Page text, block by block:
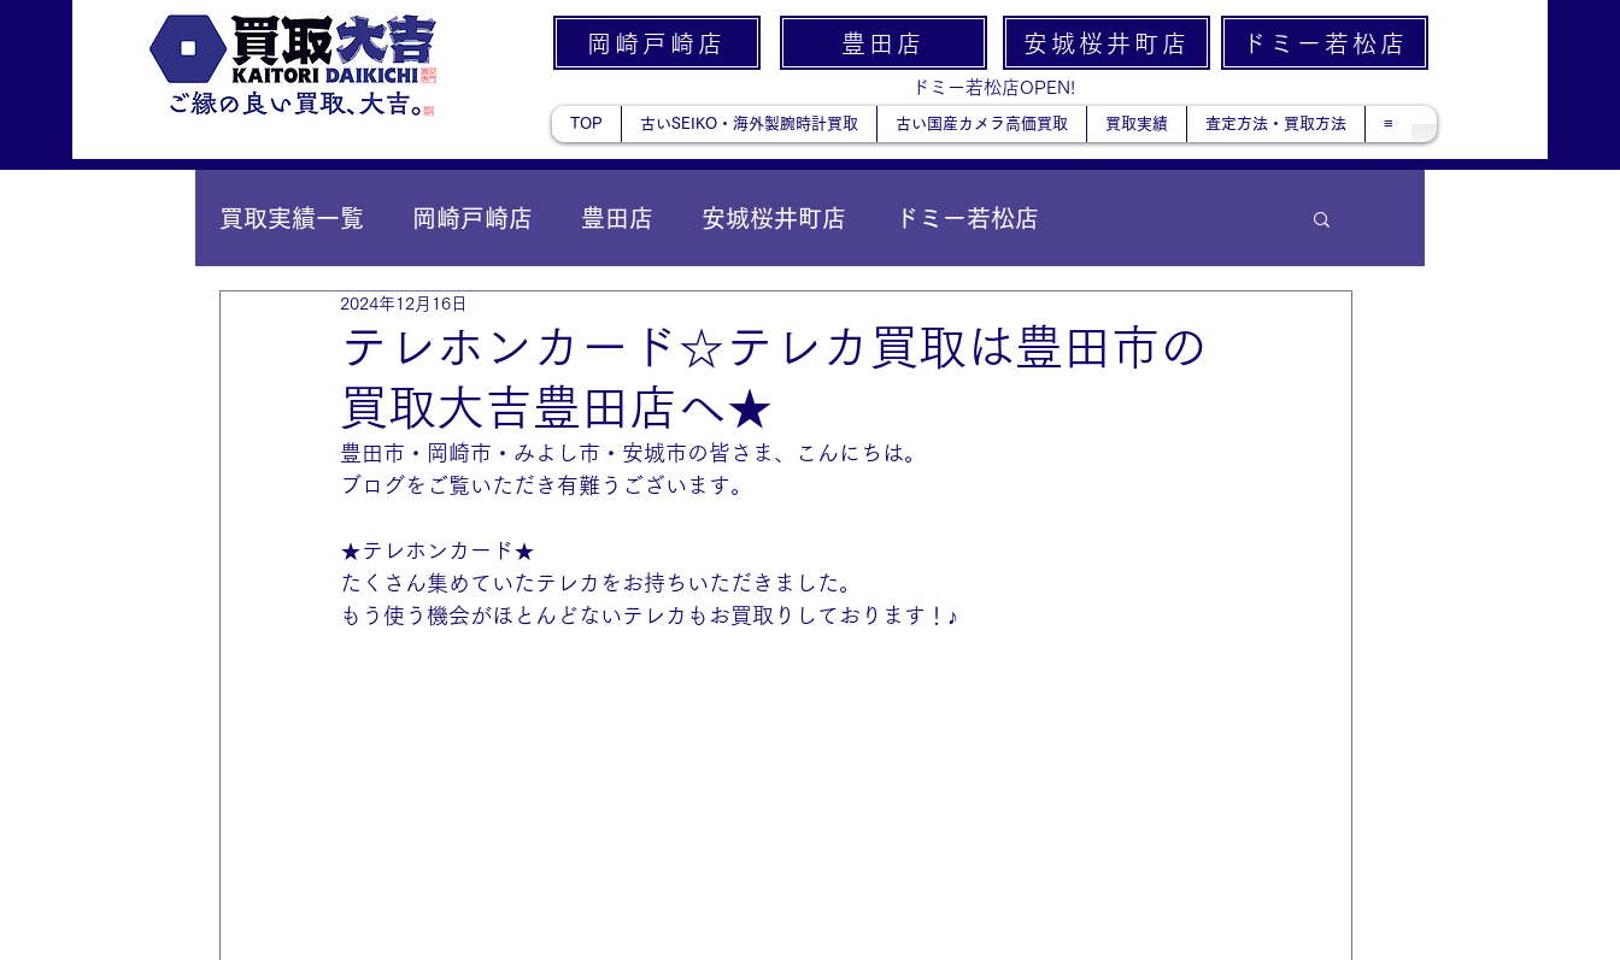
岡崎戸崎店 豊田店 安城桜井町店 ドミー若松店
ドミー若松店OPEN!
TOP 古いSEIKO・海外製腕時計買取 古い国産カメラ高価買取 買取実績 査定方法・買取方法 ≡
買取実績一覧 岡崎戸崎店 豊田店 安城桜井町店 ドミー若松店
IY安城店（安城桜井町店に統合）
テレホンカード☆テレカ買取は豊田市の
買取大吉豊田店へ★
2024年12月16日
豊田市・岡崎市・みよし市・安城市の皆さま、こんにちは。
ブログをご覧いただき有難うございます。
★テレホンカード★
たくさん集めていたテレカをお持ちいただきました。
もう使う機会がほとんどないテレカもお買取りしております！♪